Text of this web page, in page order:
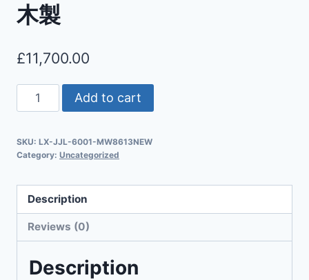
木製
£11,700.00
Add to cart
SKU: LX-JJL-6001-MW8613NEW
Category: Uncategorized
Description
Reviews (0)
Description